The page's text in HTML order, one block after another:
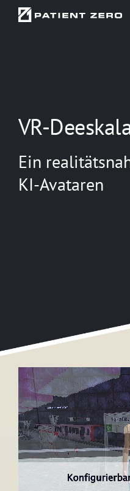
Zum
Inhalt
Beratung &
Technologien
VR-
Ein
KI-Avataren